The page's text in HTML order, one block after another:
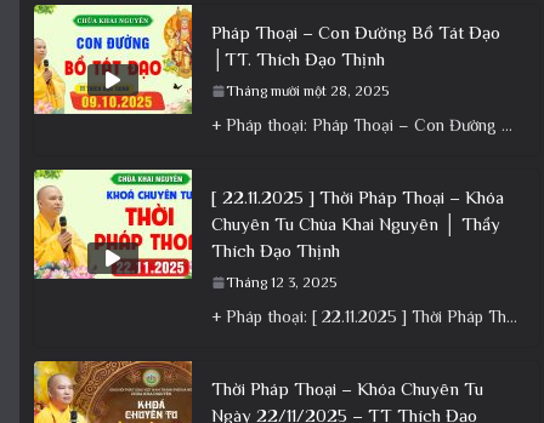
Pháp Thoại – Con Đường Bồ Tát Đạo
│TT. Thích Đạo Thịnh
Tháng mười một 28, 2025
+ Pháp thoại: Pháp Thoại – Con Đường Bồ Tát Đạo │TT. Thích Đạo Thịnh + Album: Pháp Thoại +
[ 22.11.2025 ] Thời Pháp Thoại – Khóa
Chuyên Tu Chùa Khai Nguyên │ Thầy
Thích Đạo Thịnh
Tháng 12 3, 2025
+ Pháp thoại: [ 22.11.2025 ] Thời Pháp Thoại – Khóa Chuyên Tu Chùa Khai Nguyên │ Thầy Thích Đạo
Thời Pháp Thoại – Khóa Chuyên Tu
Ngày 22/11/2025 – TT Thích Đạo